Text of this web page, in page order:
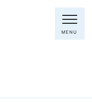
MENU